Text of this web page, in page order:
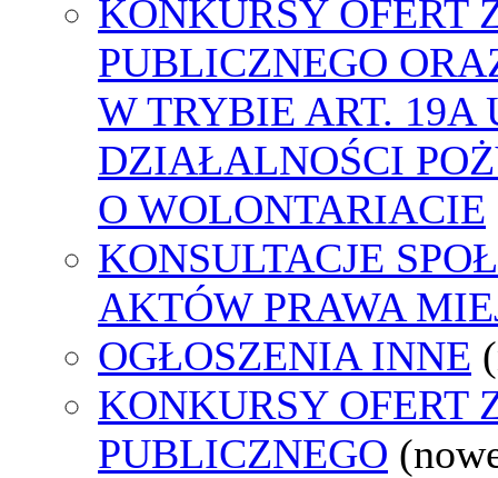
KONKURSY OFERT
PUBLICZNEGO
W TRYBIE ART. 19A
DZIAŁALNOŚCI
O WOLONTARIACIE
KONSULTACJE
AKTÓW PRAWA
OGŁOSZENIA INNE
KONKURSY OFERT
PUBLICZNEGO